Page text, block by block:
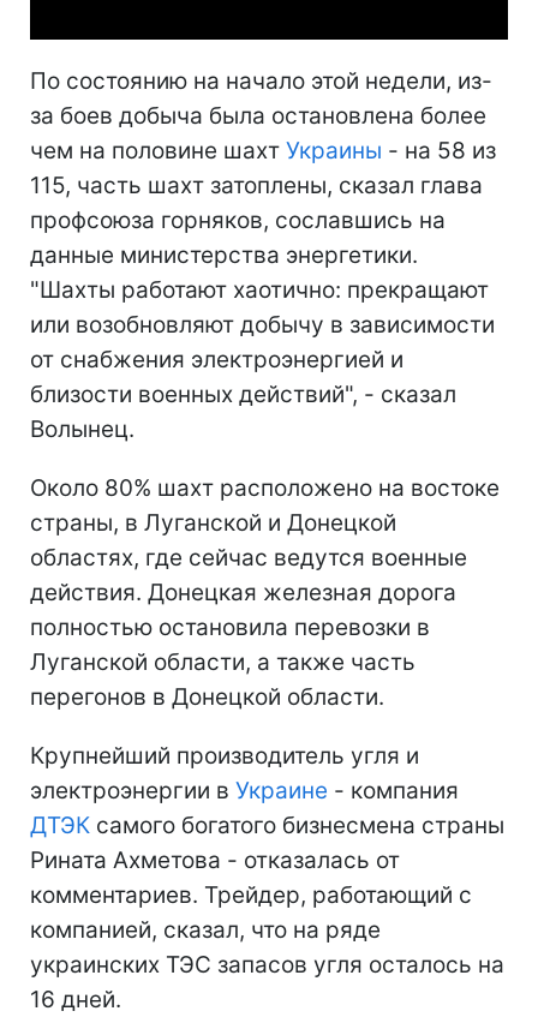
По состоянию на начало этой недели, из-
за боев добыча была остановлена более
чем на половине шахт Украины - на 58 из
115, часть шахт затоплены, сказал глава
профсоюза горняков, сославшись на
данные министерства энергетики.
"Шахты работают хаотично: прекращают
или возобновляют добычу в зависимости
от снабжения электроэнергией и
близости военных действий", - сказал
Волынец.
Около 80% шахт расположено на востоке
страны, в Луганской и Донецкой
областях, где сейчас ведутся военные
действия. Донецкая железная дорога
полностью остановила перевозки в
Луганской области, а также часть
перегонов в Донецкой области.
Крупнейший производитель угля и
электроэнергии в Украине - компания
ДТЭК самого богатого бизнесмена страны
Рината Ахметова - отказалась от
комментариев. Трейдер, работающий с
компанией, сказал, что на ряде
украинских ТЭС запасов угля осталось на
16 дней.